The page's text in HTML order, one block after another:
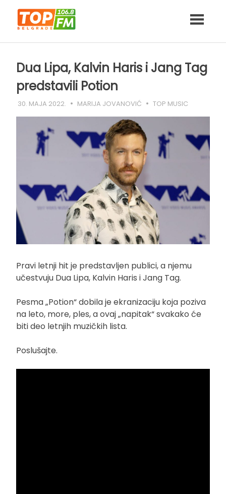
content
Dua Lipa, Kalvin Haris i Jang Tag
predstavili Potion
30. MAJA 2022. MARIJA JOVANOVIĆ TOP MUSIC
Pravi letnji hit je predstavljen publici, a njemu
učestvuju Dua Lipa, Kalvin Haris i Jang Tag.
Pesma „Potion“ dobila je ekranizaciju koja poziva
na leto, more, ples, a ovaj „napitak“ svakako će
biti deo letnjih muzičkih lista.
Poslušajte.